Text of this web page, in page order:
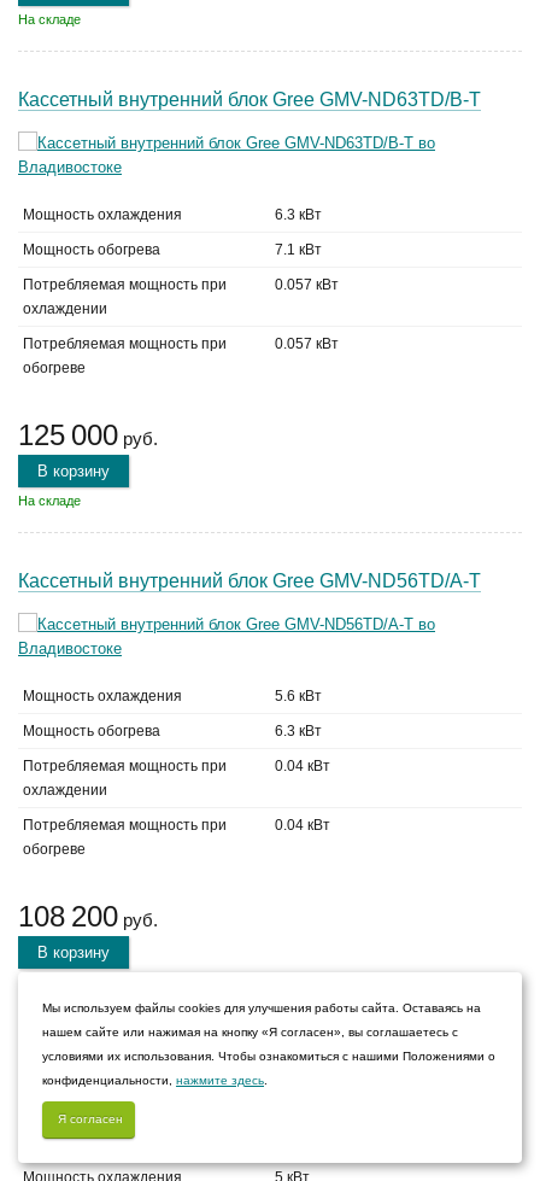
На складе
Кассетный внутренний блок Gree GMV-ND63TD/B-T
Мощность охлаждения 6.3 кВт
Мощность обогрева 7.1 кВт
Потребляемая мощность при
охлаждении
0.057 кВт
Потребляемая мощность при
обогреве
0.057 кВт
125 000 руб.
В корзину
На складе
Кассетный внутренний блок Gree GMV-ND56TD/A-T
Мощность охлаждения 5.6 кВт
Мощность обогрева 6.3 кВт
Потребляемая мощность при
охлаждении
0.04 кВт
Потребляемая мощность при
обогреве
0.04 кВт
108 200 руб.
В корзину
Кассетный внутренний блок Gree GMV-ND50TD/A-T
Мощность охлаждения 5 кВт
Мы используем файлы cookies для улучшения работы сайта. Оставаясь на
нашем сайте или нажимая на кнопку «Я согласен», вы соглашаетесь с
условиями их использования. Чтобы ознакомиться с нашими Положениями о
конфиденциальности, нажмите здесь
Я согласен